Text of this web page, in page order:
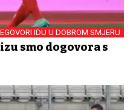
IDU U DOBROM SMJERU
smo dogovora s